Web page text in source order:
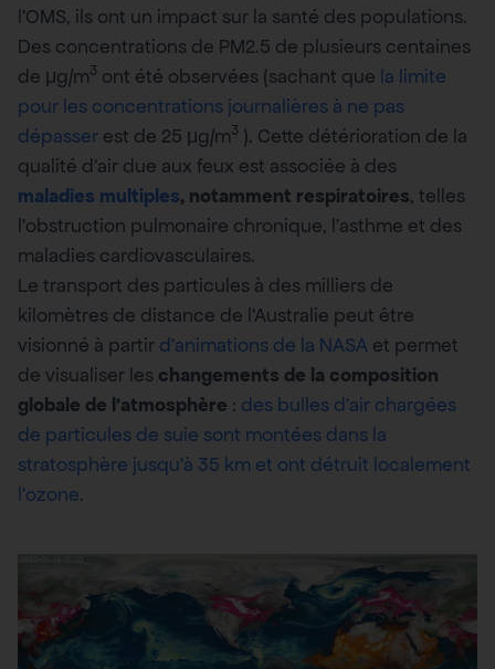
l’OMS, ils ont un impact sur la santé des populations.
Des concentrations de PM2.5 de plusieurs centaines
de μg/m3 ont été observées (sachant que la limite
pour les concentrations journalières à ne pas
dépasser est de 25 μg/m3 ). Cette détérioration de la
qualité d’air due aux feux est associée à des
maladies multiples, notamment respiratoires, telles
l’obstruction pulmonaire chronique, l’asthme et des
maladies cardiovasculaires.
Le transport des particules à des milliers de
kilomètres de distance de l’Australie peut être
visionné à partir d’animations de la NASA et permet
de visualiser les changements de la composition
globale de l’atmosphère : des bulles d’air chargées
de particules de suie sont montées dans la
stratosphère jusqu’à 35 km et ont détruit localement
l’ozone.